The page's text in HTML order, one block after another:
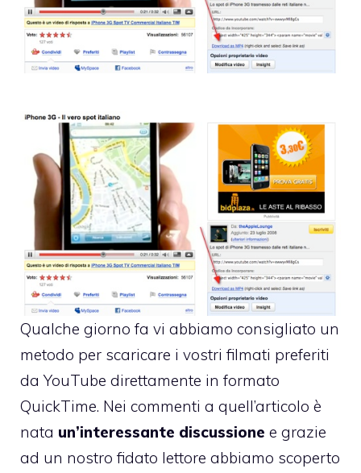
Qualche giorno fa vi abbiamo consigliato un
metodo per scaricare i vostri filmati preferiti
da YouTube direttamente in formato
QuickTime. Nei commenti a quell’articolo è
nata un’interessante discussione e grazie
ad un nostro fidato lettore abbiamo scoperto